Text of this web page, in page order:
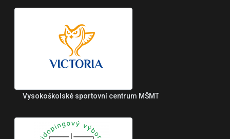
Vysokoškolské sportovní centrum MŠMT